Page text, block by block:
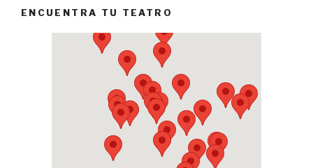
ENCUENTRA TU TEATRO